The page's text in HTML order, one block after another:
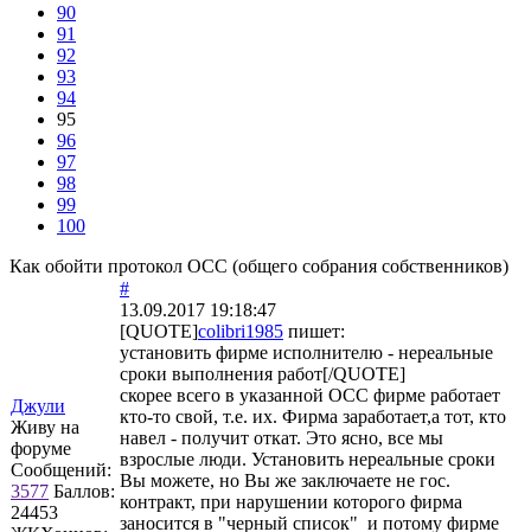
90
91
92
93
94
95
96
97
98
99
100
Как обойти протокол ОСС (общего собрания собственников)
Джули
Живу на
форуме
Сообщений:
3577 Баллов:
24453
#
13.09.2017 19:18:47
[QUOTE]colibri1985 пишет:
установить фирме исполнителю - нереальные
сроки выполнения работ[/QUOTE]
скорее всего в указанной ОСС фирме работает
кто-то свой, т.е. их. Фирма заработает,а тот, кто
навел - получит откат. Это ясно, все мы
взрослые люди. Установить нереальные сроки
Вы можете, но Вы же заключаете не гос.
контракт, при нарушении которого фирма
заносится в "черный список" и потому фирме